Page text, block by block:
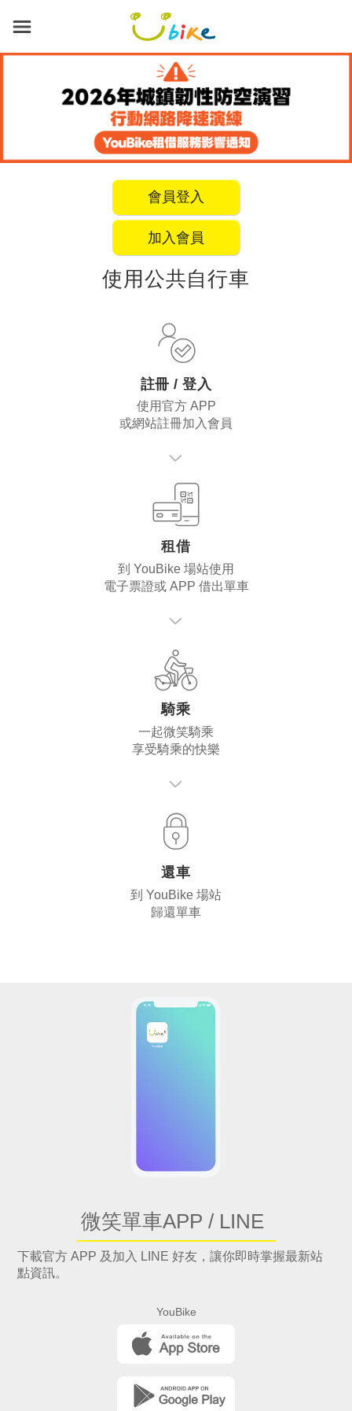
要
會員登入
加入會員
使用公共自行車
註冊 / 登入
使用官方 APP
或網站註冊加入會員
租借
到 YouBike 場站使用
電子票證或 APP 借出單車
騎乘
一起微笑騎乘
享受騎乘的快樂
還車
到 YouBike 場站
歸還單車
微笑單車APP / LINE
下載官方 APP 及加入 LINE 好友，讓你即時掌握最新站
點資訊。
YouBike